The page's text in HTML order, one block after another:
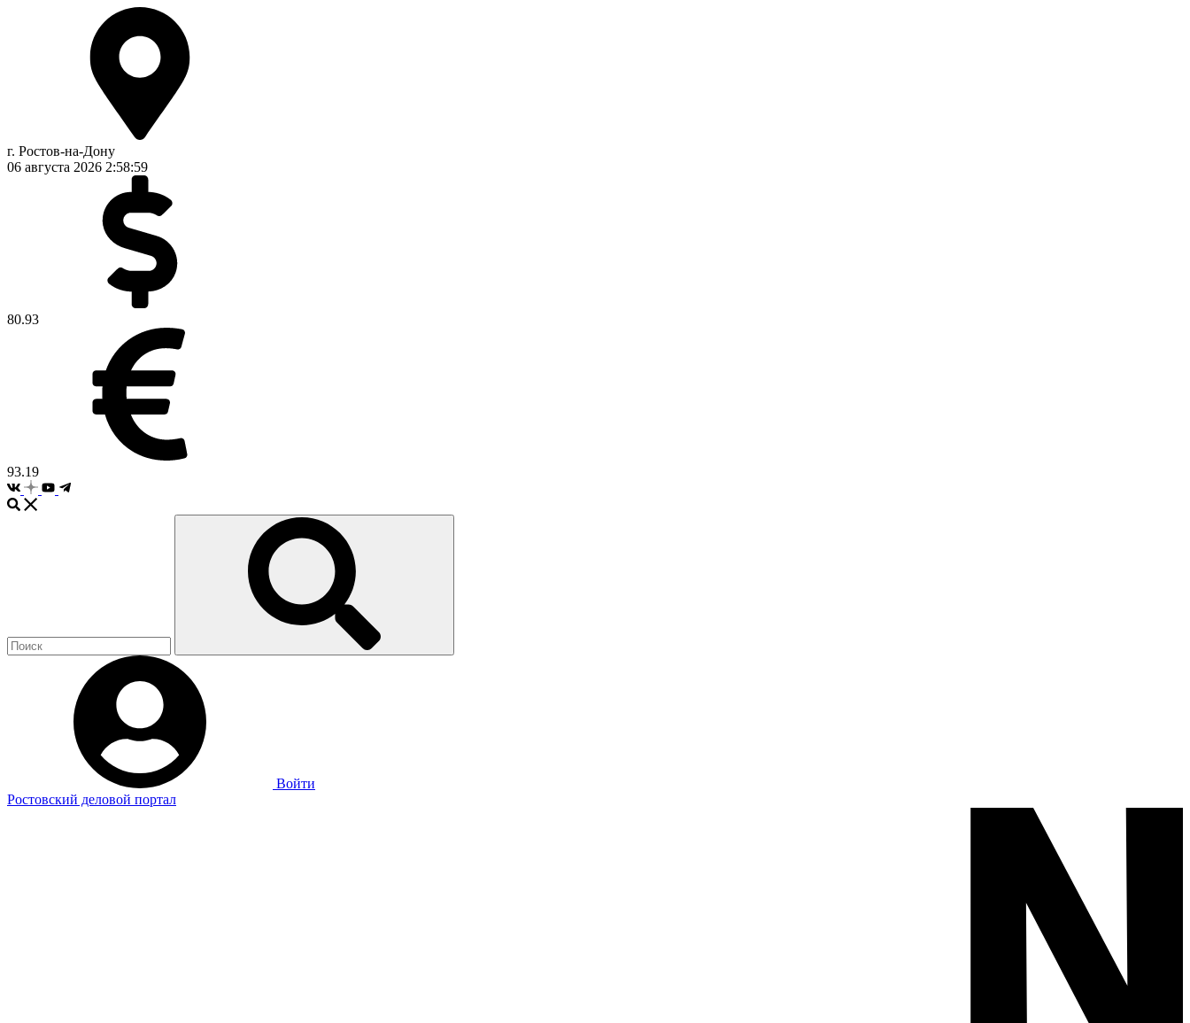
г. Ростов-на-Дону
06 августа 2026 2:59:00
80.93
93.19
Войти
Ростовский деловой портал